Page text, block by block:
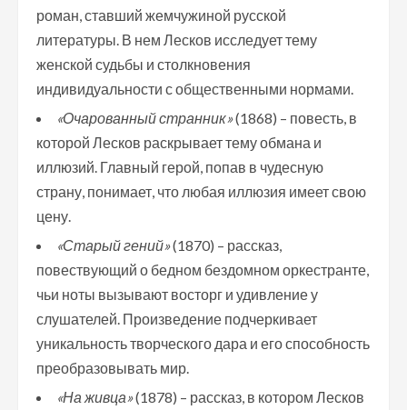
роман, ставший жемчужиной русской
литературы. В нем Лесков исследует тему
женской судьбы и столкновения
индивидуальности с общественными нормами.
«Очарованный странник»(1868) – повесть, в
которой Лесков раскрывает тему обмана и
иллюзий. Главный герой, попав в чудесную
страну, понимает, что любая иллюзия имеет свою
цену.
«Старый гений»(1870) – рассказ,
повествующий о бедном бездомном оркестранте,
чьи ноты вызывают восторг и удивление у
слушателей. Произведение подчеркивает
уникальность творческого дара и его способность
преобразовывать мир.
«На живца»(1878) – рассказ, в котором Лесков